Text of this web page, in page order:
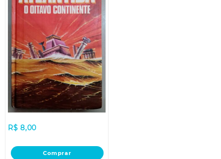
R$ 8,00
Comprar